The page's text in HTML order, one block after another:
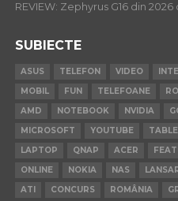
REVIEW: Zephyrus G16 din
SUBIECTE
ASUS TELEFON VIDEO
MOBIL
FUN TELEFOANE
AMD
NOTEBOOK NVIDIA
MICROSOFT
YOUTUBE
LAPTOP
QNAP ACER
ONLINE
NOKIA NAS
ATI
CONCURS ROMÂNIA